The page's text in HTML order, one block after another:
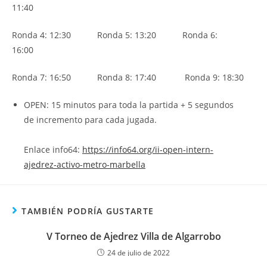
11:40
Ronda 4: 12:30 Ronda 5: 13:20 Ronda 6:
16:00
Ronda 7: 16:50 Ronda 8: 17:40 Ronda 9: 18:30
OPEN: 15 minutos para toda la partida + 5 segundos
de incremento para cada jugada.
Enlace info64: https://info64.org/ii-open-intern-
ajedrez-activo-metro-marbella
TAMBIÉN PODRÍA GUSTARTE
V Torneo de Ajedrez Villa de Algarrobo
24 de julio de 2022